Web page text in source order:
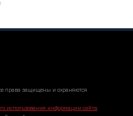
права защищены и охраняются
использования информации сайта.